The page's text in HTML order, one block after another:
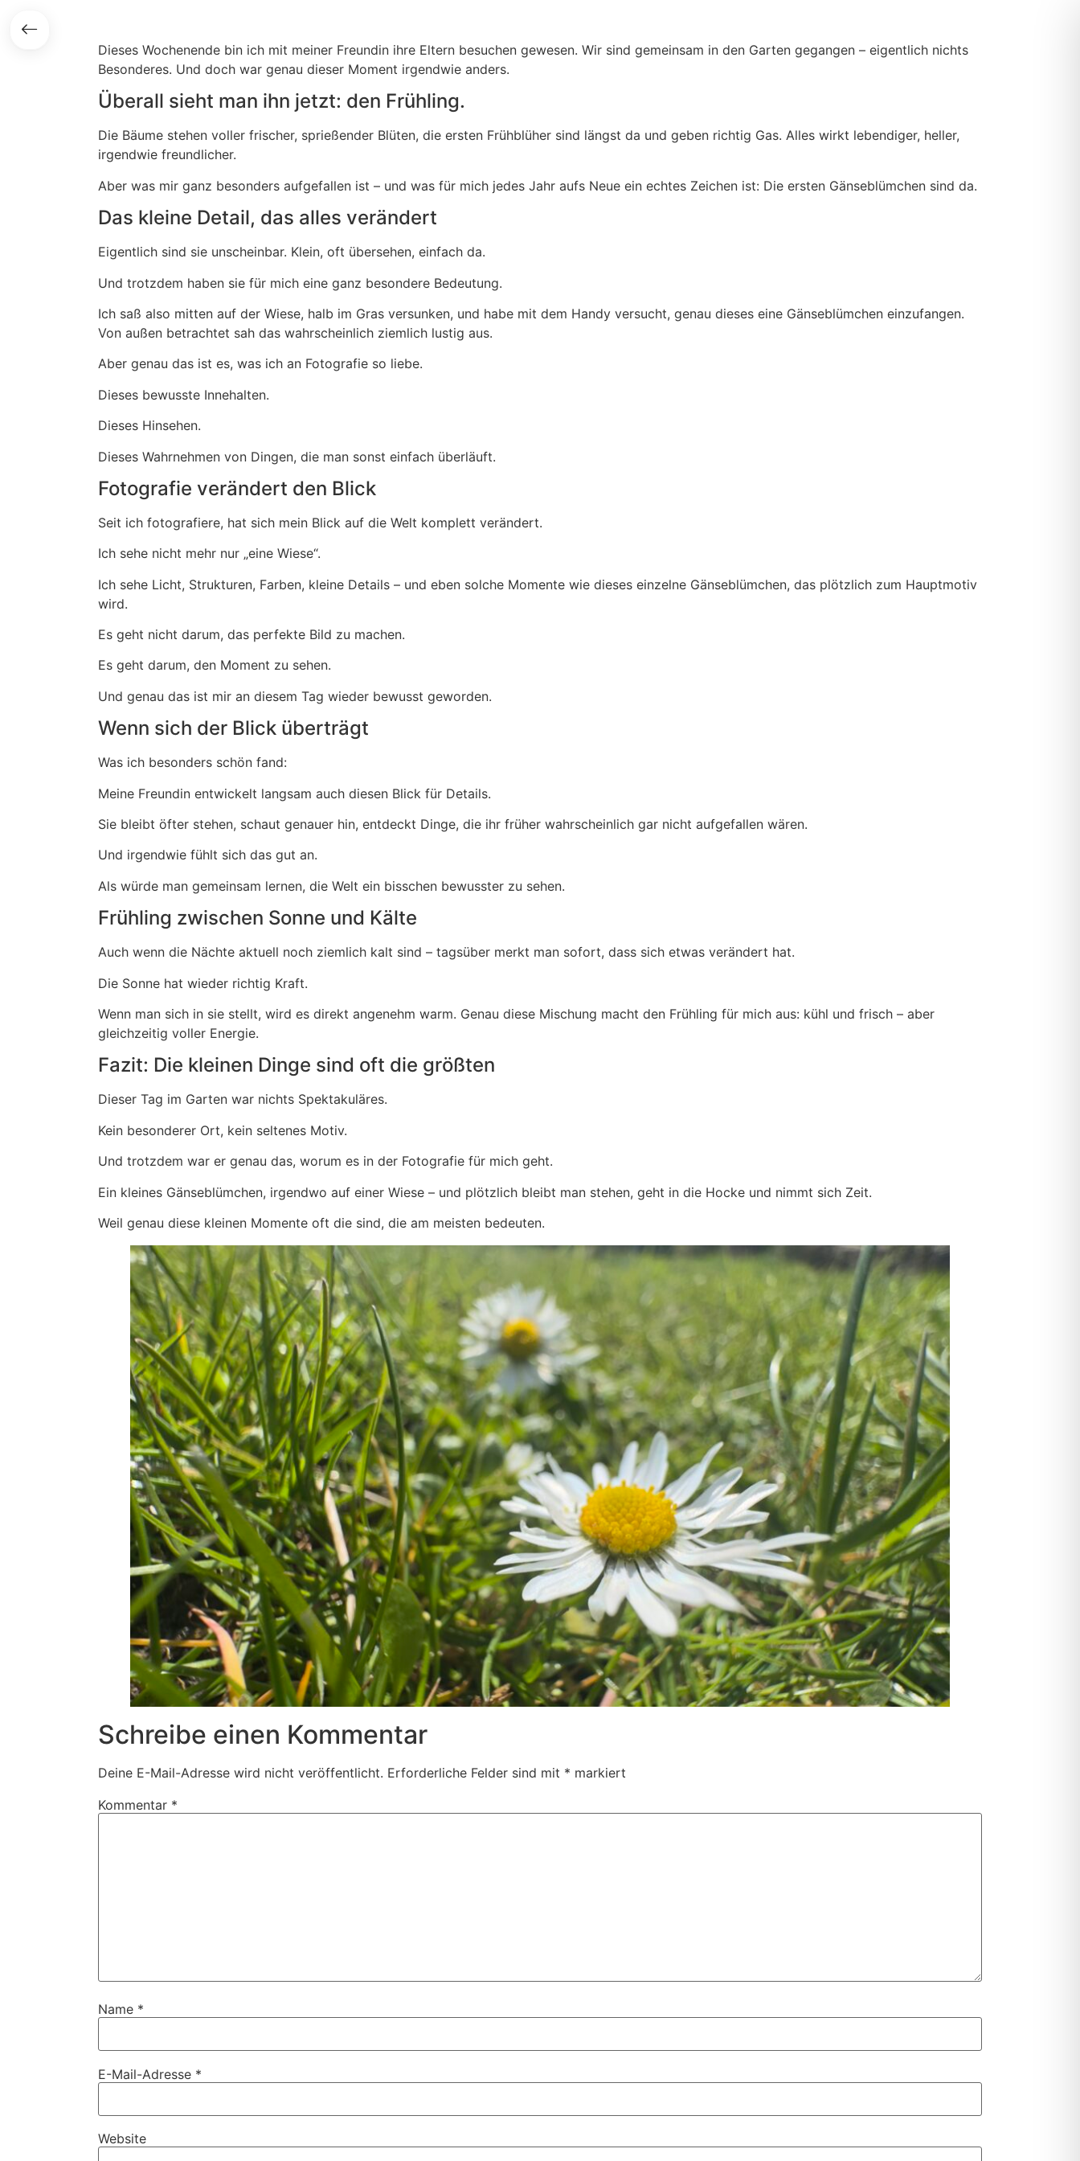
Inhalt
Dieses Wochenende bin ich mit meiner Freundin ihre Eltern besuchen gewesen. Wir sind gemeinsam in den Garten gegangen – eigentlich nichts
Besonderes. Und doch war genau dieser Moment irgendwie anders.
Überall sieht man ihn jetzt: den Frühling.
Die Bäume stehen voller frischer, sprießender Blüten, die ersten Frühblüher sind längst da und geben richtig Gas. Alles wirkt lebendiger, heller,
irgendwie freundlicher.
Aber was mir ganz besonders aufgefallen ist – und was für mich jedes Jahr aufs Neue ein echtes Zeichen ist: Die ersten Gänseblümchen sind da.
Das kleine Detail, das alles verändert
Eigentlich sind sie unscheinbar. Klein, oft übersehen, einfach da.
Und trotzdem haben sie für mich eine ganz besondere Bedeutung.
Ich saß also mitten auf der Wiese, halb im Gras versunken, und habe mit dem Handy versucht, genau dieses eine Gänseblümchen einzufangen.
Von außen betrachtet sah das wahrscheinlich ziemlich lustig aus.
Aber genau das ist es, was ich an Fotografie so liebe.
Dieses bewusste Innehalten.
Dieses Hinsehen.
Dieses Wahrnehmen von Dingen, die man sonst einfach überläuft.
Fotografie verändert den Blick
Seit ich fotografiere, hat sich mein Blick auf die Welt komplett verändert.
Ich sehe nicht mehr nur „eine Wiese“.
Ich sehe Licht, Strukturen, Farben, kleine Details – und eben solche Momente wie dieses einzelne Gänseblümchen, das plötzlich zum Hauptmotiv
wird.
Es geht nicht darum, das perfekte Bild zu machen.
Es geht darum, den Moment zu sehen.
Und genau das ist mir an diesem Tag wieder bewusst geworden.
Wenn sich der Blick überträgt
Was ich besonders schön fand:
Meine Freundin entwickelt langsam auch diesen Blick für Details.
Sie bleibt öfter stehen, schaut genauer hin, entdeckt Dinge, die ihr früher wahrscheinlich gar nicht aufgefallen wären.
Und irgendwie fühlt sich das gut an.
Als würde man gemeinsam lernen, die Welt ein bisschen bewusster zu sehen.
Frühling zwischen Sonne und Kälte
Auch wenn die Nächte aktuell noch ziemlich kalt sind – tagsüber merkt man sofort, dass sich etwas verändert hat.
Die Sonne hat wieder richtig Kraft.
Wenn man sich in sie stellt, wird es direkt angenehm warm. Genau diese Mischung macht den Frühling für mich aus: kühl und frisch – aber
gleichzeitig voller Energie.
Fazit: Die kleinen Dinge sind oft die größten
Dieser Tag im Garten war nichts Spektakuläres.
Kein besonderer Ort, kein seltenes Motiv.
Und trotzdem war er genau das, worum es in der Fotografie für mich geht.
Ein kleines Gänseblümchen, irgendwo auf einer Wiese – und plötzlich bleibt man stehen, geht in die Hocke und nimmt sich Zeit.
Weil genau diese kleinen Momente oft die sind, die am meisten bedeuten.
Schreibe einen Kommentar
Deine E-Mail-Adresse wird nicht veröffentlicht. Erforderliche Felder sind mit * markiert
Kommentar *
Name *
E-Mail-Adresse *
Website